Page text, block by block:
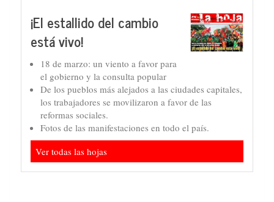
¡El estallido del cambio
está vivo!
18 de marzo: un viento a favor para
el gobierno y la consulta popular
De los pueblos más alejados a las ciudades capitales,
los trabajadores se movilizaron a favor de las
reformas sociales.
Fotos de las manifestaciones en todo el país.
Ver todas las hojas